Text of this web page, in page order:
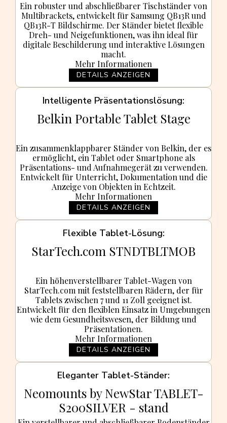
Ein robuster und abschließbarer Tischständer von
Multibrackets, entwickelt für Samsung QB13R und
QB13R-T Bildschirme. Der Ständer bietet flexible
Dreh- und Neigefunktionen, was ihn ideal für
digitale Beschilderung und interaktive Lösungen
macht.
DETAILS ANZEIGEN
Mehr Informationen
Intelligente Präsentationslösung
Belkin Portable Tablet Stage
Ein zusammenklappbarer Ständer von Belkin, der es
ermöglicht, ein Tablet oder Smartphone als
Präsentations- und Aufnahmegerät zu verwenden.
Entwickelt für Unterricht, Dokumentation und die
Anzeige von Objekten in Echtzeit.
DETAILS ANZEIGEN
Mehr Informationen
Flexible Tablet-Lösung
StarTech.com STNDTBLTMOB
Ein höhenverstellbarer Tablet-Wagen von
StarTech.com mit feststellbaren Rädern, der für
Tablets zwischen 7 und 11 Zoll geeignet ist.
Entwickelt für den flexiblen Einsatz in Umgebungen
wie dem Gesundheitswesen, der Bildung und
Präsentationen.
DETAILS ANZEIGEN
Mehr Informationen
Eleganter Tablet-Ständer
Neomounts by NewStar TABLET-
S200SILVER - stand